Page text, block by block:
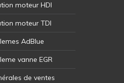
moteur HDI
moteur TDI
AdBlue
vanne EGR
de ventes